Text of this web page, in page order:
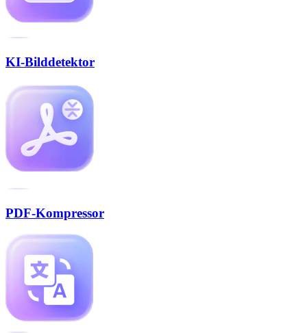
KI-Bilddetektor
PDF-Kompressor